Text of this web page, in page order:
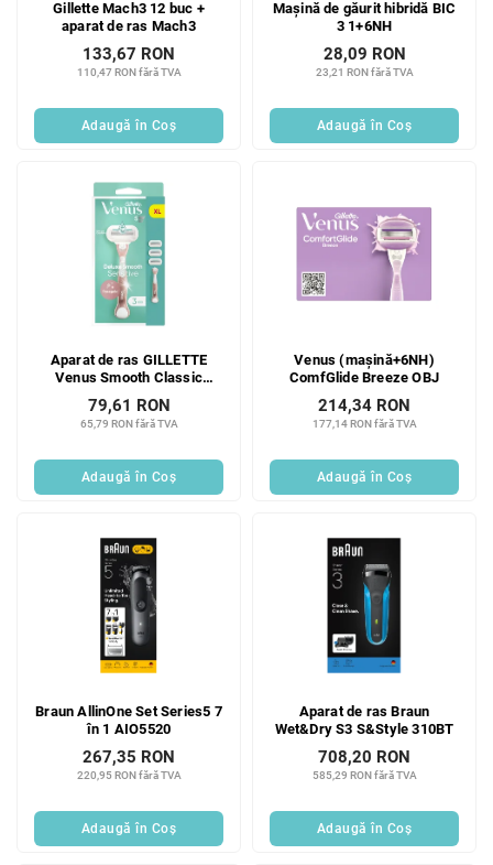
Gillette Mach3 12 buc +
aparat de ras Mach3
110,47 RON fără TVA
133,67 RON
Adaugă în Coş
Mașină de găurit hibridă BIC
3 1+6NH
23,21 RON fără TVA
28,09 RON
Adaugă în Coş
Aparat de ras GILLETTE
Venus Smooth Classic
65,79 RON fără TVA
79,61 RON
Adaugă în Coş
Venus (mașină+6NH)
ComfGlide Breeze OBJ
177,14 RON fără TVA
214,34 RON
Adaugă în Coş
Braun AllinOne Set Series5 7
în 1 AIO5520
220,95 RON fără TVA
267,35 RON
Adaugă în Coş
Aparat de ras Braun
Wet&Dry S3 S&Style 310BT
585,29 RON fără TVA
708,20 RON
Adaugă în Coş